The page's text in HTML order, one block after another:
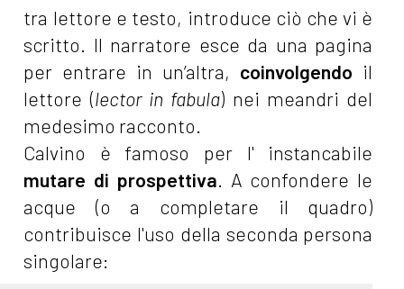
tra lettore e testo, introduce ciò che vi è
scritto. Il narratore esce da una pagina
per entrare in un’altra, coinvolgendo il
lettore (lector in fabula) nei meandri del
medesimo racconto.
Calvino è famoso per l' instancabile
mutare di prospettiva. A confondere le
acque (o a completare il quadro)
contribuisce l'uso della seconda persona
singolare: